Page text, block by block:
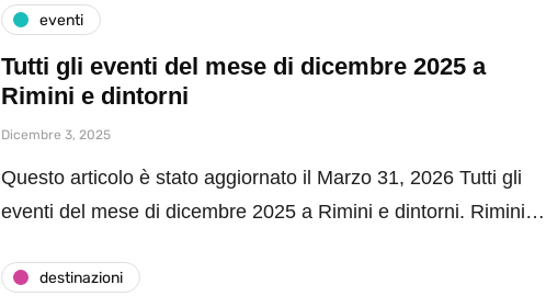
eventi
Tutti gli eventi del mese di dicembre 2025 a
Rimini e dintorni
Dicembre 3, 2025
Questo articolo è stato aggiornato il Marzo 31, 2026 Tutti gli
eventi del mese di dicembre 2025 a Rimini e dintorni. Rimini…
destinazioni